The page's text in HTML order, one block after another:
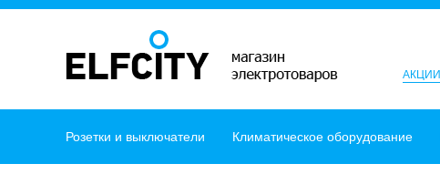
АКЦИИ
Розетки и выключатели Климатическое оборудование